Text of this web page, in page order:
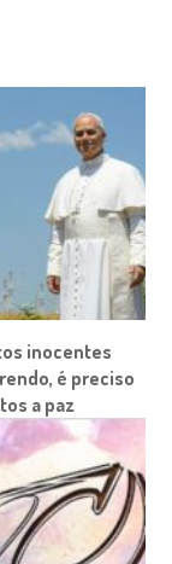
inocentes
é preciso
a paz